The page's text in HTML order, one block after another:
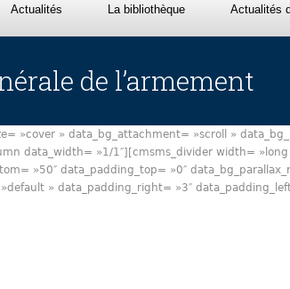
Actualités La bibliothèque Actualités
de l’armement
»cover » data_bg_attachment= »scroll »
data_width= »1/1″][cmsms_divider width=
»50″ data_padding_top= »0″
» data_padding_right= »3″